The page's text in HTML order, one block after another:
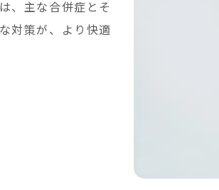
、主な合併症とそ
対策が、より快適